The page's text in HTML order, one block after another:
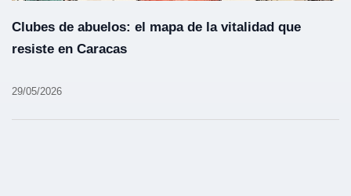
Clubes de abuelos: el mapa de la vitalidad que
resiste en Caracas
29/05/2026